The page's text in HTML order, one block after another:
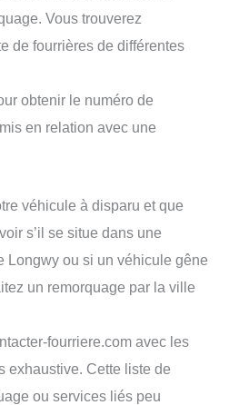
Vous trouverez
de fourrières de différentes
obtenir le numéro de
en relation avec une
véhicule à disparu et que
s’il se situe dans une
Longwy ou si un véhicule gêne
un remorquage par la ville
fourriere.com avec les
exhaustive. Cette liste de
ou services liés peu